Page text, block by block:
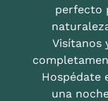
perfecto
Visítanos
Hospédate
una